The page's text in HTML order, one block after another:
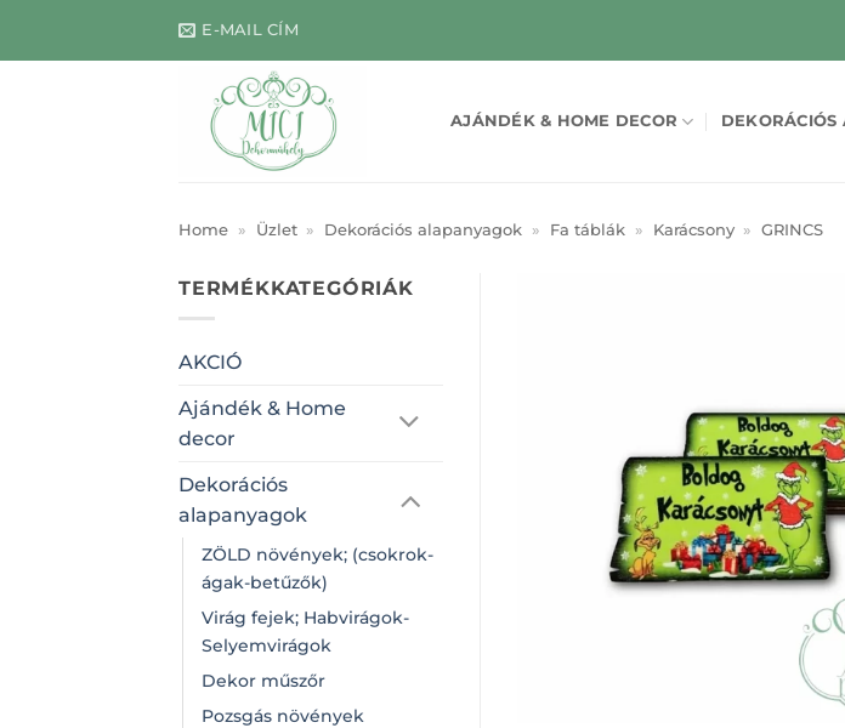
E-MAIL CÍM
AJÁNDÉK & HOME DECOR DEKORÁCIÓS
Home » Üzlet » Dekorációs alapanyagok » Fa táblák » Karácsony » GRINCS
TERMÉKKATEGÓRIÁK
AKCIÓ
Ajándék & Home
decor
Dekorációs
alapanyagok
ZÖLD növények; (csokrok-
ágak-betűzők)
Virág fejek; Habvirágok-
Selyemvirágok
Dekor műszőr
Pozsgás növények